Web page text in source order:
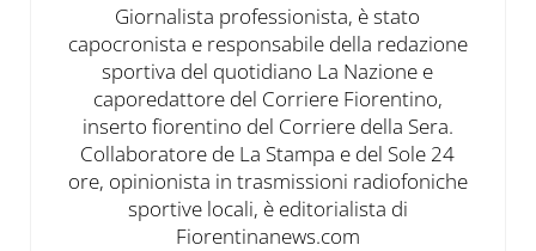
Giornalista professionista, è stato
capocronista e responsabile della redazione
sportiva del quotidiano La Nazione e
caporedattore del Corriere Fiorentino,
inserto fiorentino del Corriere della Sera.
Collaboratore de La Stampa e del Sole 24
ore, opinionista in trasmissioni radiofoniche
sportive locali, è editorialista di
Fiorentinanews.com